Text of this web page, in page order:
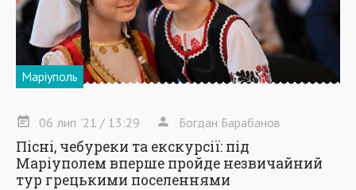
Маріуполь
06 лип '21 / 13:29 Богдан Барабанов
Пісні, чебуреки та екскурсії: під
Маріуполем вперше пройде незвичайний
тур грецькими поселеннями